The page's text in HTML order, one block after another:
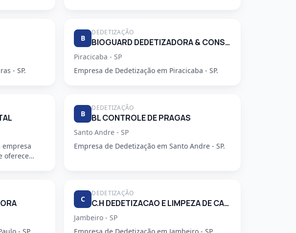
- SP.
B
DEDETIZAÇÃO
BIOGUARD DEDETIZADORA & CONSULTORIA LTDA
Piracicaba - SP
Empresa de Dedetização em Piracicaba - SP.
empresa
oferece
B
DEDETIZAÇÃO
BL CONTROLE DE PRAGAS
Santo Andre - SP
Empresa de Dedetização em Santo Andre - SP.
C
DEDETIZAÇÃO
C.H DEDETIZACAO E LIMPEZA DE CAIXA D'AGUA LTDA
Jambeiro - SP